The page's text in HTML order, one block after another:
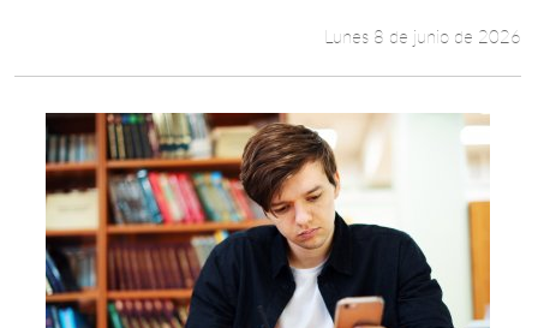
Lunes 8 de junio de 2026